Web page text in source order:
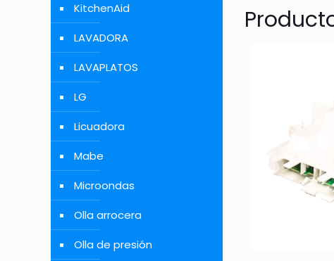
KitchenAid
LAVADORA
LAVAPLATOS
LG
Licuadora
Mabe
Microondas
Olla arrocera
Olla de presión